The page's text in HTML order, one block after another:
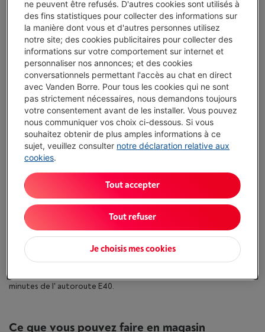
Dimanche
Fermé
Exceptionnellement fermé le samedi 15.08
Accès au magasin
Envie d&rsquo acheter un rasoir une machine à café ou une TV ?
Dans notre magasin Vanden Borre de Ternat vous avez toujours
un large choix ! Et ce au prix le plus bas. Notre service aprè s-vente
est toujours à votre disposition et vous pouvez retirer vos
commandes via Click& Collect. De plus le parking est gratuit. Le
minutes de l' autoroute E40.
Ce que vous pouvez faire en magasin
ne peuvent être refusés. D'autres cookies sont utilisés à
des fins statistiques pour collecter des informations sur
la manière dont vous et d'autres personnes utilisez
notre site; des cookies publicitaires pour collecter des
informations sur votre comportement sur internet et
personnaliser nos annonces; et des cookies
conversationnels permettant l'accès au chat en direct
avec Vanden Borre. Pour tous les cookies qui ne sont
pas strictement nécessaires, nous demandons toujours
votre consentement avant de les installer. Vous pouvez
nous communiquer vos choix ci-dessous. Si vous
souhaitez obtenir de plus amples informations à ce
sujet, veuillez consulter notre déclaration relative aux
cookies.
Je choisis mes cookies
Tout refuser
Tout accepter